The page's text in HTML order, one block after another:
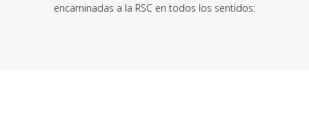
encaminadas a la RSC en todos los sentidos: